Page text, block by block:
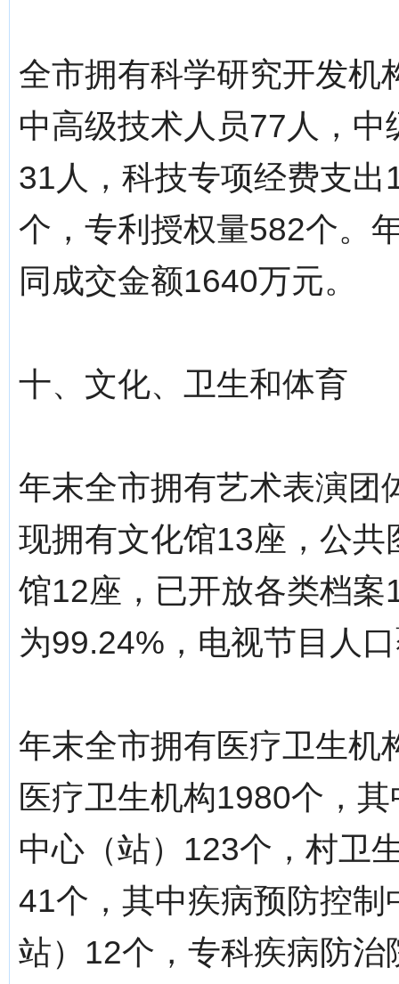
全市拥有科学研究开发机
中高级技术人员77人，
31人，科技专项经费支
个，专利授权量582个。
同成交金额1640万元。
十、文化、卫生和体育
年末全市拥有艺术表演团
现拥有文化馆13座，公
馆12座，已开放各类档
为99.24%，电视节目人
年末全市拥有医疗卫生机
医疗卫生机构1980个，
中心（站）123个，村卫
41个，其中疾病预防控
站）12个，专科疾病防